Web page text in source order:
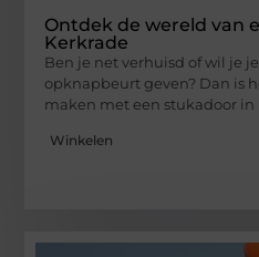
Ontdek de wereld van
Kerkrade
Ben je net verhuisd of wil je
opknapbeurt geven? Dan is
maken met een stukadoor in
Winkelen